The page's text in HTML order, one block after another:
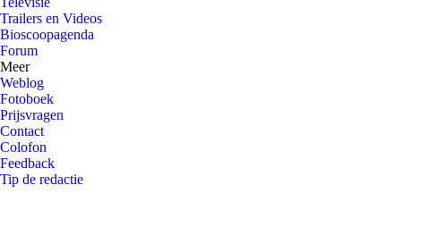
Trailers en Videos
Bioscoopagenda
Forum
Meer
Weblog
Fotoboek
Prijsvragen
Contact
Colofon
Feedback
Tip de redactie